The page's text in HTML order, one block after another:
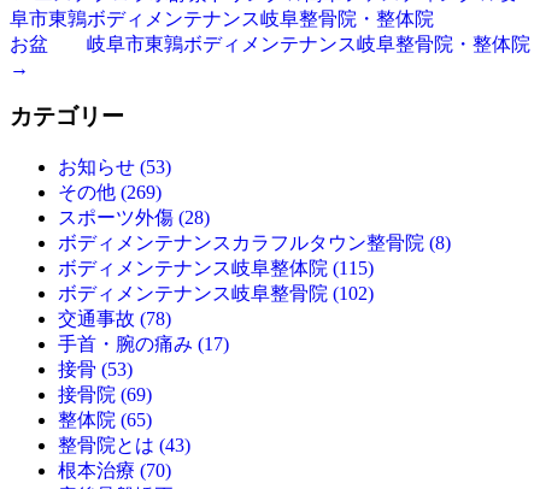
阜市東鶉ボディメンテナンス岐阜整骨院・整体院
お盆 岐阜市東鶉ボディメンテナンス岐阜整骨院・整体院
→
カテゴリー
お知らせ (53)
その他 (269)
スポーツ外傷 (28)
ボディメンテナンスカラフルタウン整骨院 (8)
ボディメンテナンス岐阜整体院 (115)
ボディメンテナンス岐阜整骨院 (102)
交通事故 (78)
手首・腕の痛み (17)
接骨 (53)
接骨院 (69)
整体院 (65)
整骨院とは (43)
根本治療 (70)